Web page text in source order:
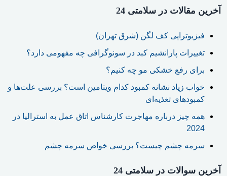
آخرین مقالات در سلامتی 24
فیزیوتراپی کف لگن (شرق تهران)
تغییرات پارانشیم کبد در سونوگرافی چه مفهومی دارد؟
برای رفع خشکی مو چه کنیم؟
خواب زیاد نشانه کمبود کدام ویتامین است؟ بررسی علت‌ها و
کمبودهای تغذیه‌ای
همه چیز درباره مهاجرت کارشناس اتاق عمل به استرالیا در
2024
سرمه چشم چیست؟ بررسی خواص سرمه چشم
آخرین سوالات در سلامتی 24